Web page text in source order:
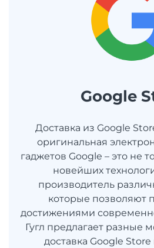
Google
Доставка из Google
оригинальная
гаджетов Google – это не
новейших
производитель
которые позволяют
достижениями
Гугл предлагает разные
доставка Google